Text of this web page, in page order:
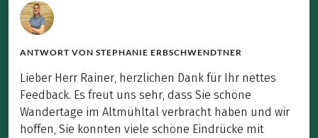
ANTWORT VON STEPHANIE ERBSCHWENDTNER
Lieber Herr Rainer, herzlichen Dank für Ihr nettes
Feedback. Es freut uns sehr, dass Sie schöne
Wandertage im Altmühltal verbracht haben und wir
hoffen, Sie konnten viele schöne Eindrücke mit